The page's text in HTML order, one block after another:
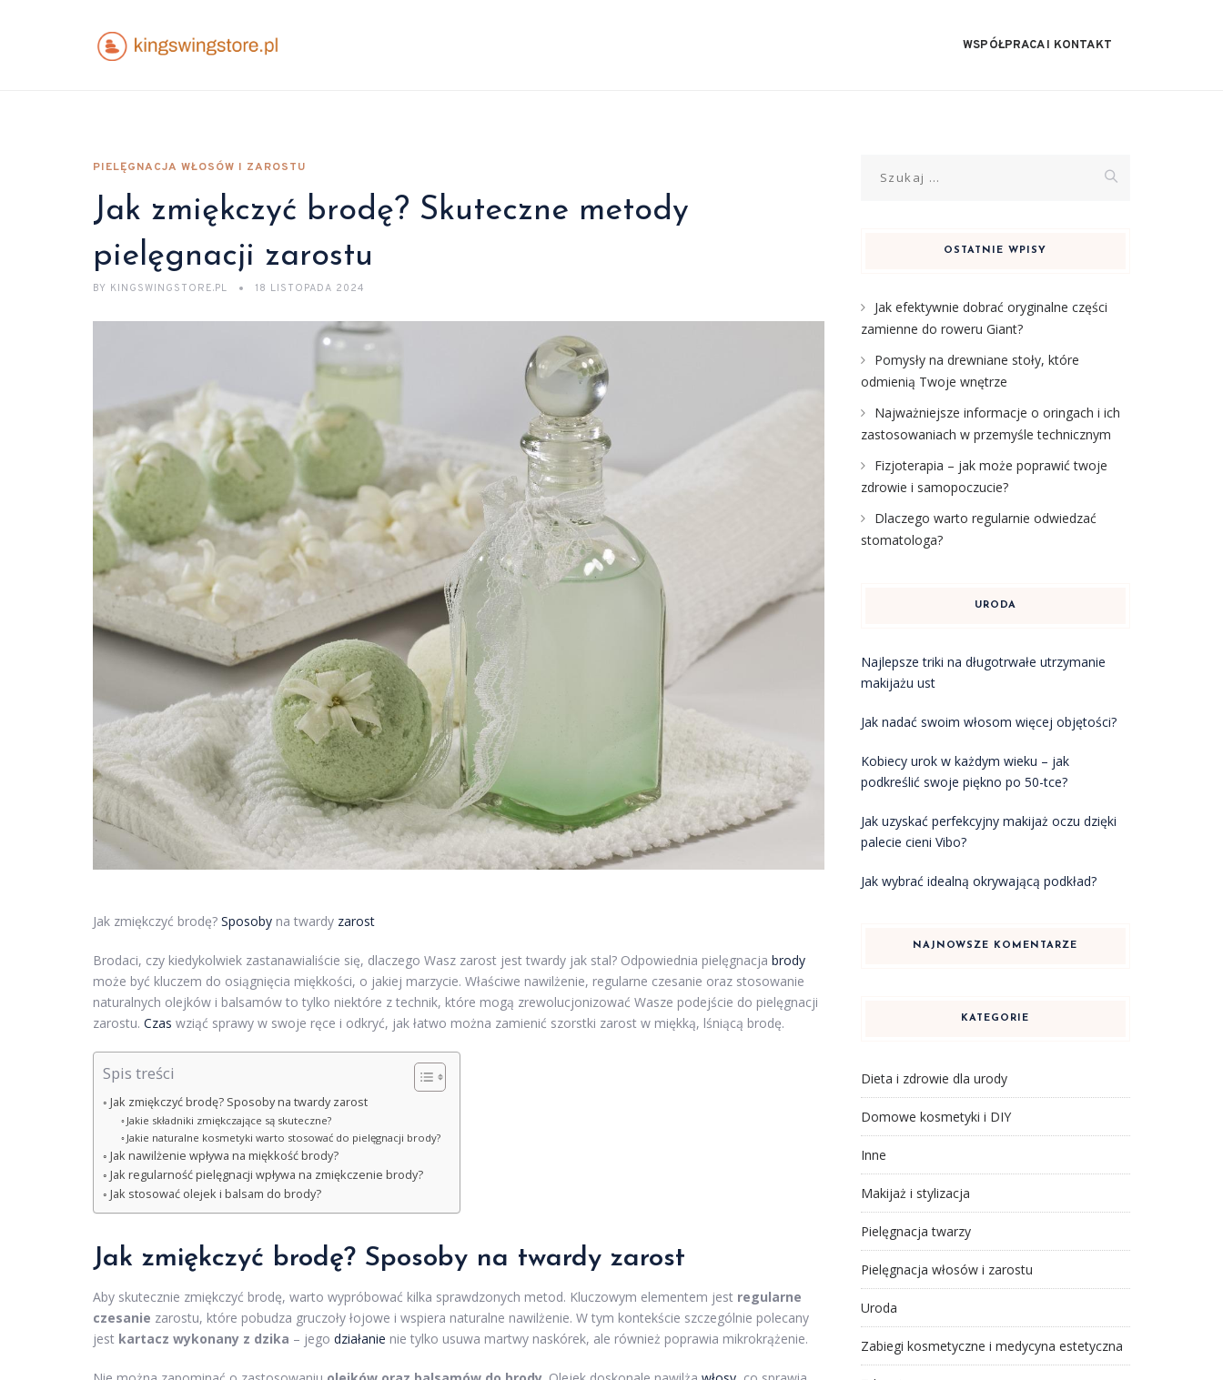
WSPÓŁPRACA I KONTAKT
PIELĘGNACJA WŁOSÓW I ZAROSTU
Jak zmiękczyć brodę? Skuteczne metody
pielęgnacji zarostu
BY KINGSWINGSTORE.PL 18 LISTOPADA 2024
Jak zmiękczyć brodę? Sposoby na twardy zarost
Brodaci, czy kiedykolwiek zastanawialiście się, dlaczego Wasz zarost jest twardy jak stal? Odpowiednia pielęgnacja brody
może być kluczem do osiągnięcia miękkości, o jakiej marzycie. Właściwe nawilżenie, regularne czesanie oraz stosowanie
naturalnych olejków i balsamów to tylko niektóre z technik, które mogą zrewolucjonizować Wasze podejście do pielęgnacji
zarostu. Czas wziąć sprawy w swoje ręce i odkryć, jak łatwo można zamienić szorstki zarost w miękką, lśniącą brodę.
Spis treści
Jak zmiękczyć brodę? Sposoby na twardy zarost
Jakie składniki zmiękczające są skuteczne?
Jakie naturalne kosmetyki warto stosować do pielęgnacji brody?
Jak nawilżenie wpływa na miękkość brody?
Jak regularność pielęgnacji wpływa na zmiękczenie brody?
Jak stosować olejek i balsam do brody?
Jak zmiękczyć brodę? Sposoby na twardy zarost
Aby skutecznie zmiękczyć brodę, warto wypróbować kilka sprawdzonych metod. Kluczowym elementem jest regularne
czesanie zarostu, które pobudza gruczoły łojowe i wspiera naturalne nawilżenie. W tym kontekście szczególnie polecany
jest kartacz wykonany z dzika – jego działanie nie tylko usuwa martwy naskórek, ale również poprawia mikrokrążenie.
OSTATNIE WPISY
Jak efektywnie dobrać oryginalne części
zamienne do roweru Giant?
Pomysły na drewniane stoły, które
odmienią Twoje wnętrze
Najważniejsze informacje o oringach i ich
zastosowaniach w przemyśle technicznym
Fizjoterapia – jak może poprawić twoje
zdrowie i samopoczucie?
Dlaczego warto regularnie odwiedzać
stomatologa?
URODA
Najlepsze triki na długotrwałe utrzymanie
makijażu ust
Jak nadać swoim włosom więcej objętości?
Kobiecy urok w każdym wieku – jak
podkreślić swoje piękno po 50-tce?
Jak uzyskać perfekcyjny makijaż oczu dzięki
palecie cieni Vibo?
Jak wybrać idealną okrywającą podkład?
NAJNOWSZE KOMENTARZE
KATEGORIE
Dieta i zdrowie dla urody
Domowe kosmetyki i DIY
Inne
Makijaż i stylizacja
Pielęgnacja twarzy
Pielęgnacja włosów i zarostu
Uroda
Zabiegi kosmetyczne i medycyna estetyczna